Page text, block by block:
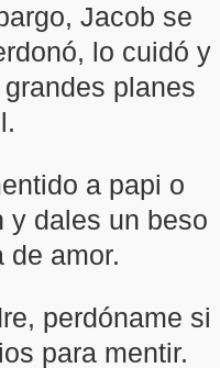
Jacob se
lo cuidó y
planes
a papi o
y dales un beso
de amor.
perdóname si
para mentir.